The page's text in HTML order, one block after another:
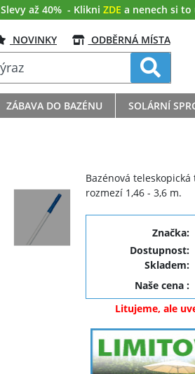
Slevy až 40% - Klikni ZDE a nenech si to
NOVINKY ODBĚRNÁ MÍSTA
ZÁBAVA DO BAZÉNU SOLÁRNÍ
Bazénová
rozmezí 1,46 - 3,6 m.
Značka:
Dostupnost:
Skladem:
Naše cena:
Litujeme, ale